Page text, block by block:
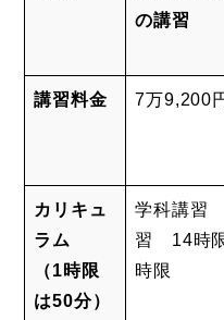
の講習
講習料金 7万9,200
カリキュ
ラム
（1時限
は50分）
学科講習
習 14時
時限